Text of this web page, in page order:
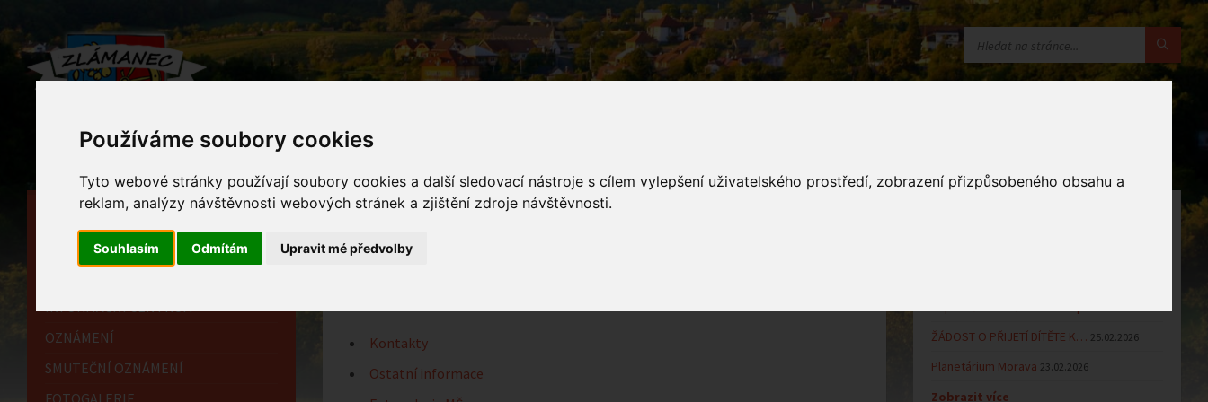
Používáme soubory cookies
Tyto webové stránky používají soubory cookies a další sledovací nástroje s cílem vylepšení uživatelského prostředí, zobrazení přizpůsobeného obsahu a
reklam, analýzy návštěvnosti webových stránek a zjištění zdroje návštěvnosti.
Souhlasím Odmítám Upravit mé předvolby
Kontakty
Ostatní informace
HLAVNÍ STRÁNKA
OBECNÍ ÚŘAD
INFORMAČNÍ CENTRUM
OZNÁMENÍ
SMUTEČNÍ OZNÁMENÍ
FOTOGALERIE
ŽÁDOST O PŘIJETÍ DÍTĚTE K… 25.02.2026
Planetárium Morava 23.02.2026
Zobrazit více